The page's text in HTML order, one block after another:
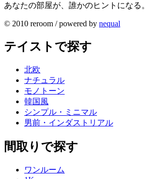
あなたの部屋が、誰かのヒントになる。
© 2010 reroom / powered by nequal
テイストで探す
北欧
ナチュラル
モノトーン
韓国風
シンプル・ミニマル
男前・インダストリアル
間取りで探す
ワンルーム